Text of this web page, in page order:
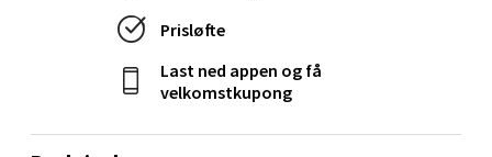
Prisløfte
Last ned appen og få
velkomstkupong
0 i butikk